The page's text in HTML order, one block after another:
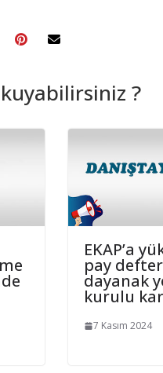
?
EKAP’a
pay
dayanak
kurulu
7 Kasım 2024